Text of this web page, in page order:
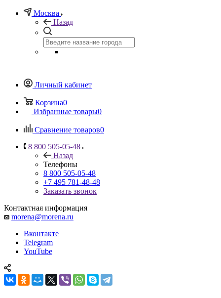
Москва
Назад
Личный кабинет
Корзина0
Избранные товары0
Сравнение товаров0
8 800 505-05-48
Назад
Телефоны
8 800 505-05-48
+7 495 781-48-48
Заказать звонок
Контактная информация
morena@morena.ru
Вконтакте
Telegram
YouTube